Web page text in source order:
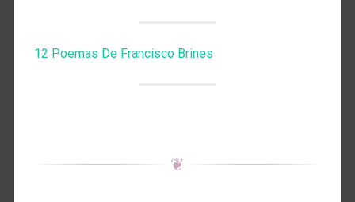
12 Poemas De Francisco Brines
❦